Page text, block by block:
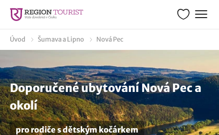
Úvod Šumava a Lipno Nová Pec
Doporučené ubytování Nová Pec a
okolí
pro rodiče s dětským kočárkem